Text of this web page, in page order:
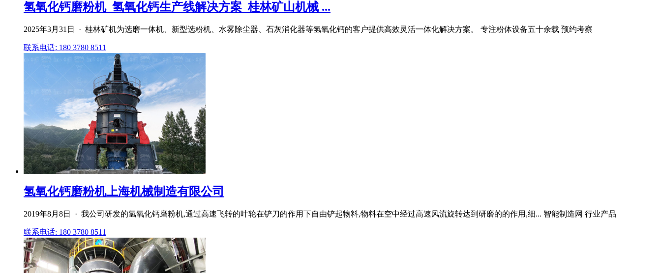
氢氧化钙磨粉机_氢氧化钙生产线解决方案_桂林矿山机械 ...
2025年3月31日 · 桂林矿机为选磨一体机、新型选粉机、水雾除尘器、石灰消化器等氢氧化钙的客户提供高效灵活一体化解决方案。 专注粉体设备五十余载 预约考察
联系电话: 180 3780 8511
氢氧化钙磨粉机上海机械制造有限公司
2019年8月8日 · 我公司研发的氢氧化钙磨粉机,通过高速飞转的叶轮在铲刀的作用下自由铲起物料,物料在空中经过高速风流旋转达到研磨的的作用,细... 智能制造网 行业产品
联系电话: 180 3780 8511